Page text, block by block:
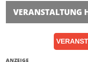
VERANSTALTUNG
ANZEIGE